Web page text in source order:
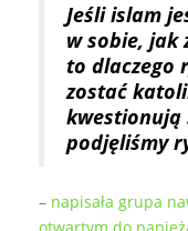
e
b
o
o
k
t
t
e
r
Jeśli islam
w sobie, jak
to dlaczego
zostać
kwestionują
podjęliśmy
– napisała grupa